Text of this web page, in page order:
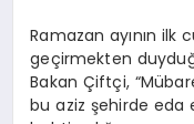
Ramazan ayının
geçirmekten
Bakan Çiftçi,
bu aziz şehirde eda